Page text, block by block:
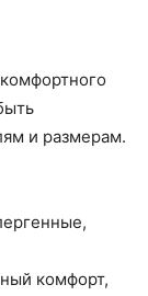
и размерам.
комфорт,